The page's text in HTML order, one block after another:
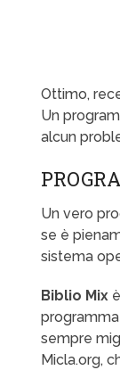
Ottimo,
Un
alcun
Un vero
se è
sistema
Biblio Mix
sempre
Micla.org,